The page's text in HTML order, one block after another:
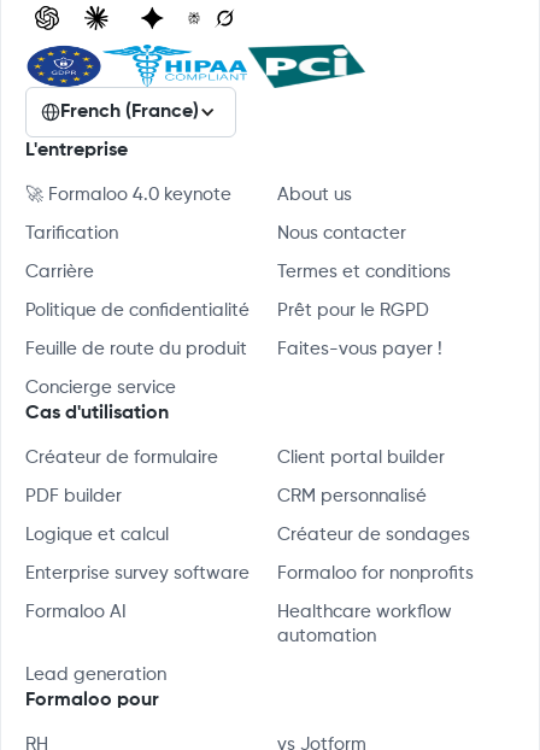
French (France)
L'entreprise
🚀 Formaloo 4.0 keynote About us
Tarification Nous contacter
Carrière Termes et conditions
Politique de confidentialité Prêt pour le RGPD
Feuille de route du produit Faites-vous payer !
Concierge service
Cas d'utilisation
Créateur de formulaire Client portal builder
PDF builder CRM personnalisé
Logique et calcul Créateur de sondages
Enterprise survey software Formaloo for nonprofits
Formaloo AI
Healthcare workflow
automation
Lead generation
Formaloo pour
RH vs Jotform